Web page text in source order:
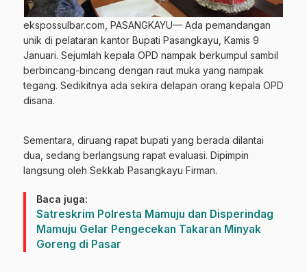
ekspossulbar.com, PASANGKAYU— Ada pemandangan
unik di pelataran kantor Bupati Pasangkayu, Kamis 9
Januari. Sejumlah kepala OPD nampak berkumpul sambil
berbincang-bincang dengan raut muka yang nampak
tegang. Sedikitnya ada sekira delapan orang kepala OPD
disana.
Sementara, diruang rapat bupati yang berada dilantai
dua, sedang berlangsung rapat evaluasi. Dipimpin
langsung oleh Sekkab Pasangkayu Firman.
Baca juga:
Satreskrim Polresta Mamuju dan Disperindag
Mamuju Gelar Pengecekan Takaran Minyak
Goreng di Pasar